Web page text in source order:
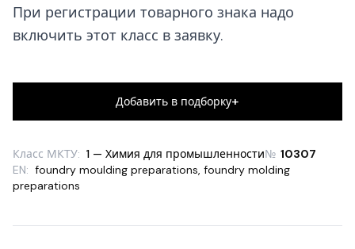
При регистрации товарного знака надо
включить этот класс в заявку.
Добавить в подборку+
Класс МКТУ: 1 — Химия для промышленности№ 10307
EN: foundry moulding preparations, foundry molding
preparations